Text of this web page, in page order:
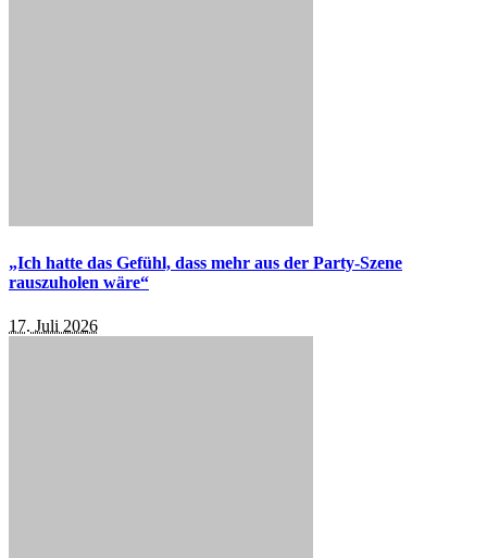
„Ich hatte das Gefühl, dass mehr aus der Party-Szene
rauszuholen wäre“
17. Juli 2026